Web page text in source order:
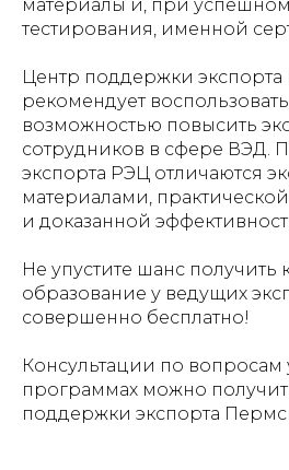
материалы и, при
тестирования, именной
Центр поддержки экспорта
рекомендует
возможностью повысить
сотрудников в сфере ВЭД.
экспорта РЭЦ отличаются
материалами,
и доказанной
Не упустите шанс получить
образование у ведущих
совершенно бесплатно!
Консультации по вопросам
программах можно
поддержки экспорта